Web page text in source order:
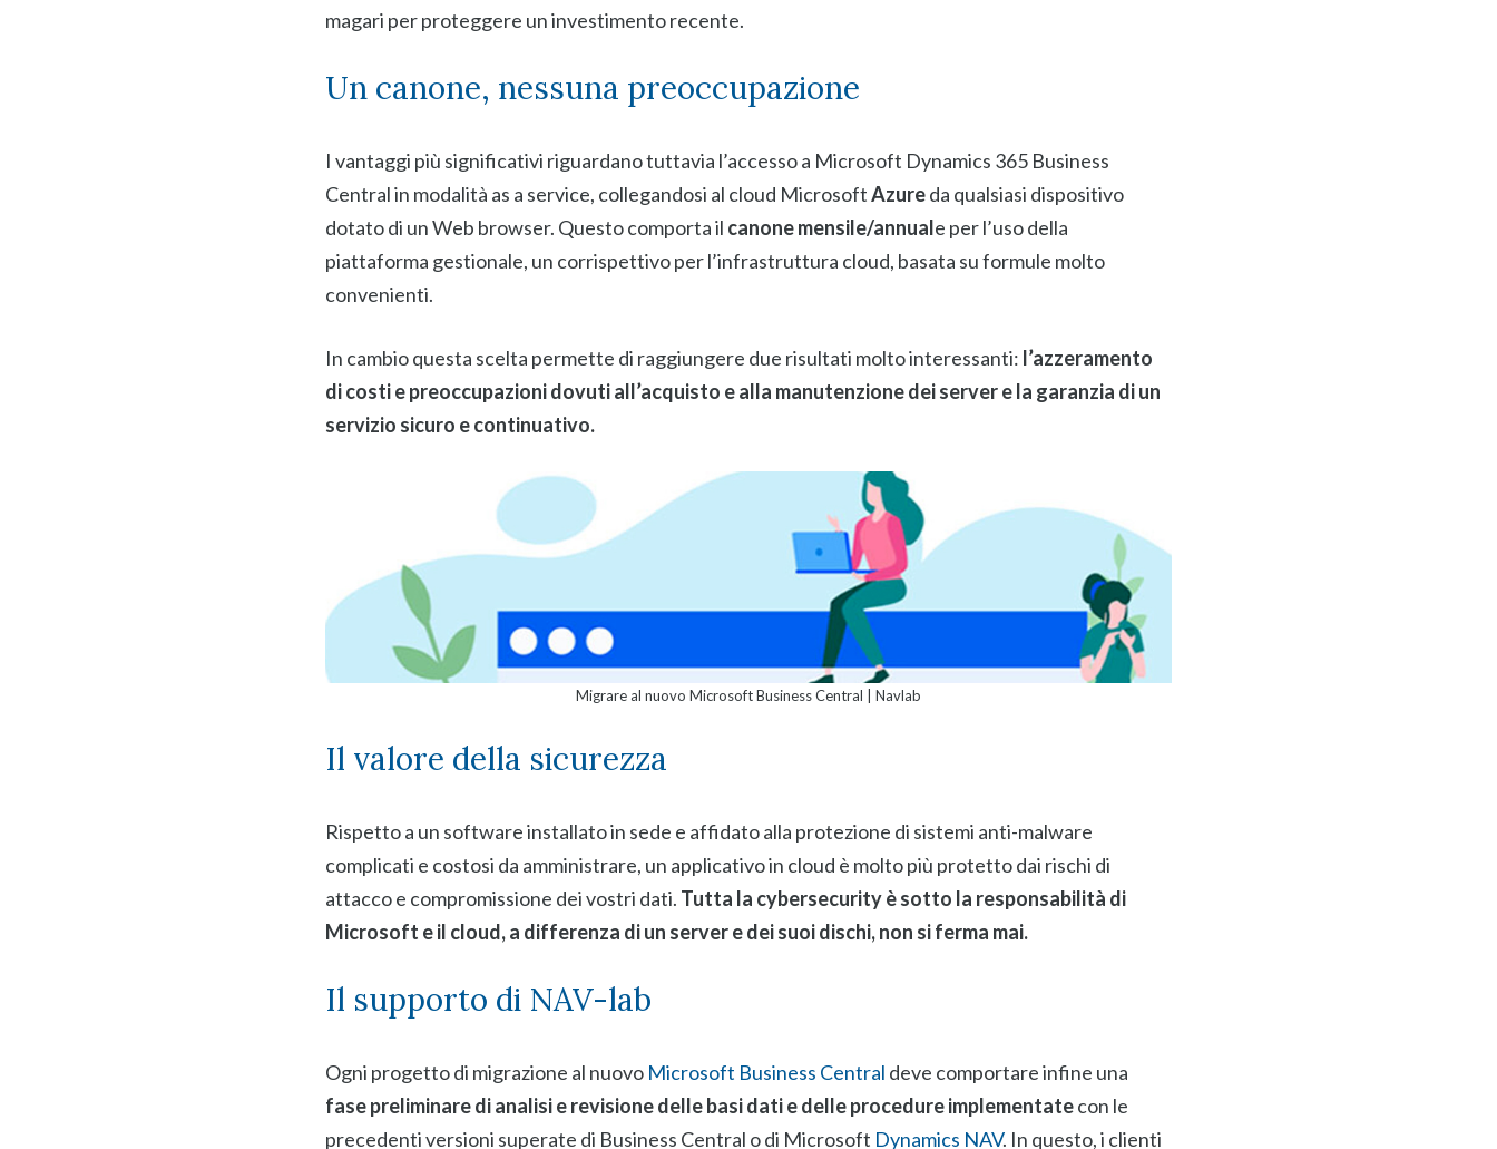
magari per proteggere un investimento recente.
Un canone, nessuna preoccupazione
I vantaggi più significativi riguardano tuttavia l’accesso a Microsoft Dynamics 365 Business
Central in modalità as a service, collegandosi al cloud MicrosoftAzureda qualsiasi dispositivo
dotato di un Web browser. Questo comporta il canone mensile/annuale per l’uso della
piattaforma gestionale, un corrispettivo per l’infrastruttura cloud, basata su formule molto
convenienti.
In cambio questa scelta permette di raggiungere due risultati molto interessanti: l’azzeramento
di costi e preoccupazioni dovuti all’acquisto e alla manutenzione dei server e la garanzia di un
servizio sicuro e continuativo.
Migrare al nuovo Microsoft Business Central | Navlab
Il valore della sicurezza
Rispetto a un software installato in sede e affidato alla protezione di sistemi anti-malware
complicati e costosi da amministrare, un applicativo in cloud è molto più protetto dai rischi di
attacco e compromissione dei vostri dati. Tutta la cybersecurity è sotto la responsabilità di
Microsoft e il cloud, a differenza di un server e dei suoi dischi, non si ferma mai.
Il supporto di NAV-lab
Ogni progetto di migrazione al nuovo Microsoft Business Central deve comportare infine una
fase preliminare di analisi e revisione delle basi dati e delle procedure implementatecon le
precedenti versioni superate di Business Central o di Microsoft Dynamics NAV. In questo, i clienti